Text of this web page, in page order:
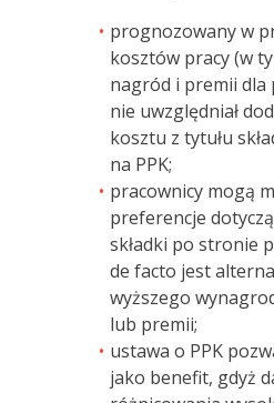
prognozowany w
kosztów pracy (w
nagród i premii dla
nie uwzględniał
kosztu z tytułu
na PPK;
pracownicy mogą
preferencje
składki po stronie
de facto jest
wyższego
lub premii;
ustawa o PPK
jako benefit, gdyż